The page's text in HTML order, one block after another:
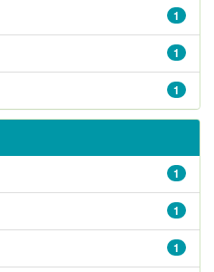
1
1
1
1
1
1